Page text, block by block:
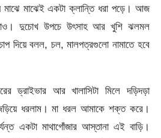
মাঝেই একটা ক্লান্তি ধরা পড়ে। আজ
দুচোখ উপচে উৎসাহ আর খুশি ঝলমল
দিয়ে বলল, চল, মালপত্রগুলো নামাতে হবে
ড্রাইভার আর খালাসিটা মিলে দড়িদড়া
ধরলাম। মা ধরল আমাকে শক্ত করে।
একটা মাথাগোঁজার আস্তানা এই বাড়ি।